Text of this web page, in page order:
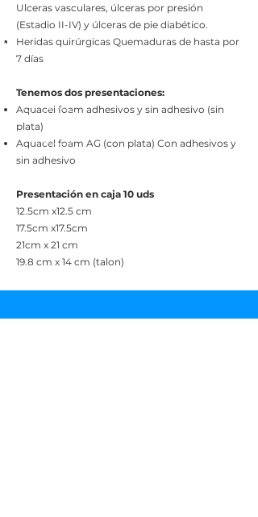
Ulceras vasculares, úlceras por presión
(Estadio II-IV) y úlceras de pie diabético.
Heridas quirúrgicas Quemaduras de hasta por
7 días
Tenemos dos presentaciones:
Aquacel foam adhesivos y sin adhesivo (sin
plata)
Aquacel foam AG (con plata) Con adhesivos y
sin adhesivo
Presentación en caja 10 uds
12.5cm x12.5 cm
17.5cm x17.5cm
21cm x 21 cm
19.8 cm x 14 cm (talon)